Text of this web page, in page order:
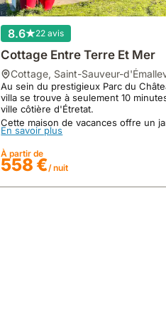
8.4 66 avis
maison,Étretat
8.6 22 avis
Cottage Entre Terre Et Mer
cottage, Saint-Sauveur-
Au sein du prestigieux Parc du
villa se trouve à seulement 10
ville côtière d'Étretat.
Cette maison de vacances offre un
piscine commune, un court de
une salle de fitness, un sauna et un
personnes.
En savoir plus
À partir de
558 €/ nuit